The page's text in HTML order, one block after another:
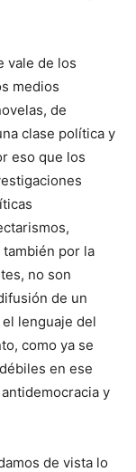
vale de los
medios
de
clase política y
eso que los
por la
no son
de un
lenguaje del
como ya se
en ese
y
de vista lo